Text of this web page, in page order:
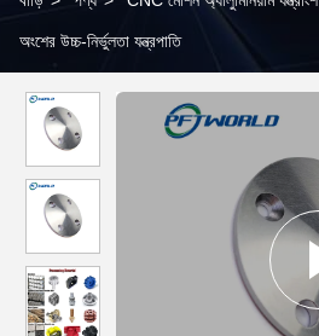
অংশের উচ্চ-নির্ভুলতা যন্ত্রপাতি